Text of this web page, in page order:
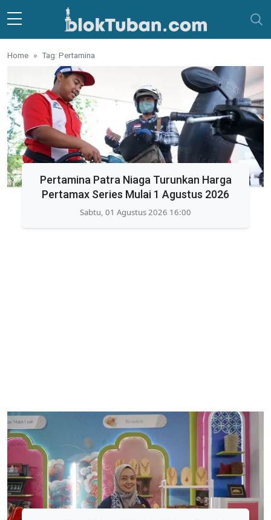
Skip to main content
Home Tag: Pertamina
Pertamina Patra Niaga Turunkan Harga
Pertamax Series Mulai 1 Agustus 2026
Sabtu, 01 Agustus 2026 16:00